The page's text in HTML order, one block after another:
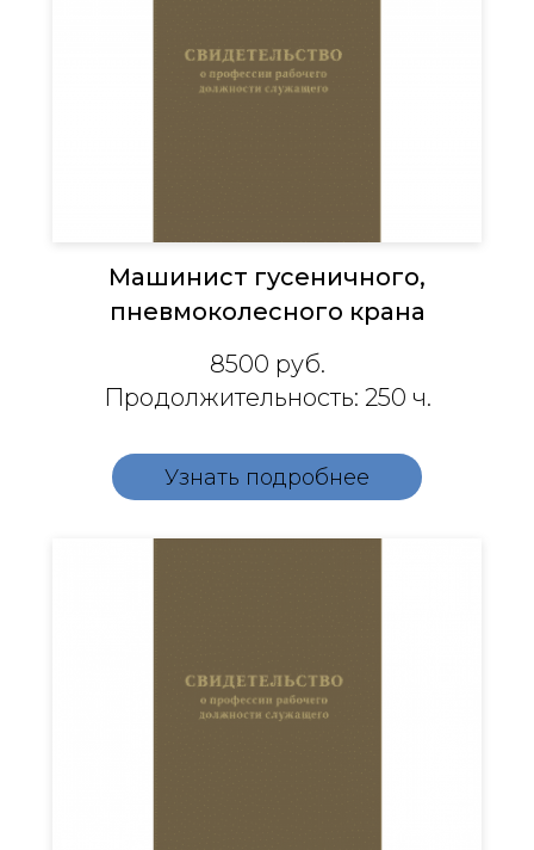
Машинист гусеничного,
пневмоколесного крана
8500 руб.
Продолжительность: 250 ч.
Узнать подробнее